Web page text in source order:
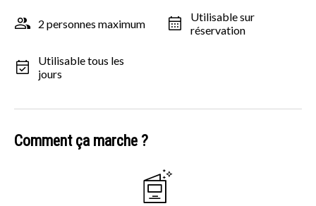
2 personnes maximum
Utilisable sur
réservation
Utilisable tous les
jours
Comment ça marche ?